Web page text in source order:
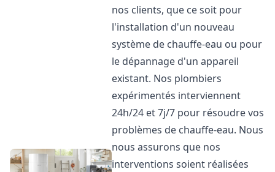
nos clients, que ce soit pour
l'installation d'un nouveau
système de chauffe-eau ou pour
le dépannage d'un appareil
existant. Nos plombiers
expérimentés interviennent
24h/24 et 7j/7 pour résoudre vos
problèmes de chauffe-eau. Nous
nous assurons que nos
interventions soient réalisées